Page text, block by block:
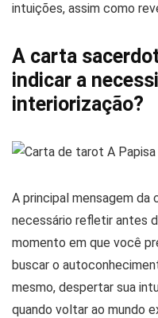
intuições, assim como
A carta
indicar a
interiorização?
A principal mensagem da
necessário refletir antes
momento em que você
buscar o
mesmo, despertar sua
quando voltar ao mundo